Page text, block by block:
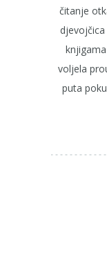
čitanje
voljela
puta